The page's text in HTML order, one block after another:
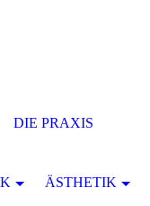
DIE PRAXIS
ÄSTHETIK